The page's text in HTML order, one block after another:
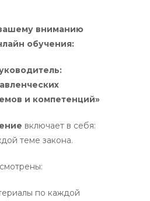
вниманию
обучения:
и компетенций»
включает в себя:
теме закона.
по каждой